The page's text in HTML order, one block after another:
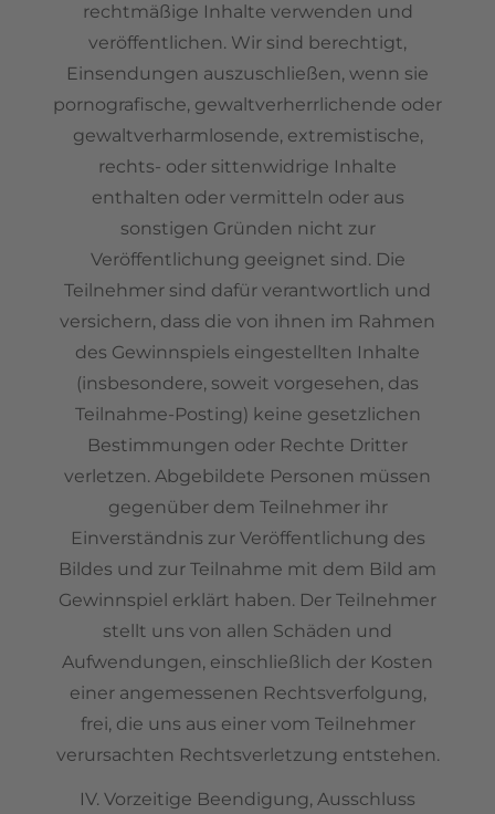
rechtmäßige Inhalte verwenden und
veröffentlichen. Wir sind berechtigt,
Einsendungen auszuschließen, wenn sie
pornografische, gewaltverherrlichende oder
gewaltverharmlosende, extremistische,
rechts- oder sittenwidrige Inhalte
enthalten oder vermitteln oder aus
sonstigen Gründen nicht zur
Veröffentlichung geeignet sind. Die
Teilnehmer sind dafür verantwortlich und
versichern, dass die von ihnen im Rahmen
des Gewinnspiels eingestellten Inhalte
(insbesondere, soweit vorgesehen, das
Teilnahme-Posting) keine gesetzlichen
Bestimmungen oder Rechte Dritter
verletzen. Abgebildete Personen müssen
gegenüber dem Teilnehmer ihr
Einverständnis zur Veröffentlichung des
Bildes und zur Teilnahme mit dem Bild am
Gewinnspiel erklärt haben. Der Teilnehmer
stellt uns von allen Schäden und
Aufwendungen, einschließlich der Kosten
einer angemessenen Rechtsverfolgung,
frei, die uns aus einer vom Teilnehmer
verursachten Rechtsverletzung entstehen.
IV. Vorzeitige Beendigung, Ausschluss